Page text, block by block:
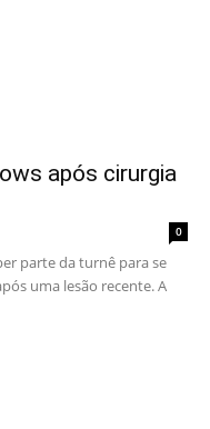
após cirurgia
0
parte da turnê para se
uma lesão recente. A